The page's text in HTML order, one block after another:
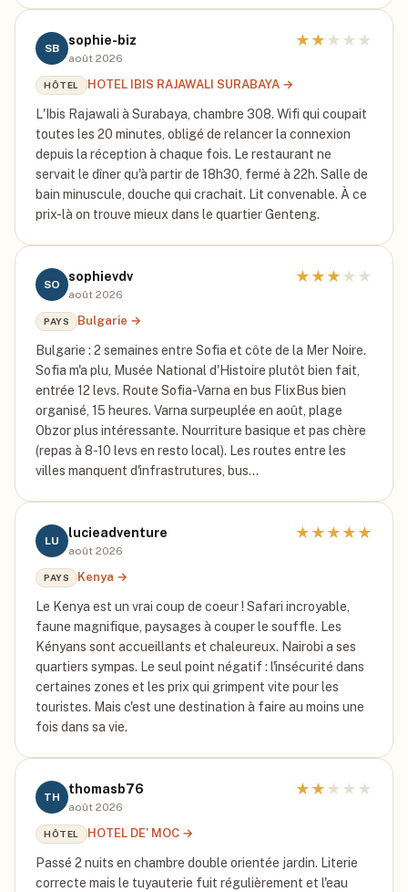
SB
sophie-biz
août 2026
★ ★ ★ ★ ★
HÔTEL HOTEL IBIS RAJAWALI SURABAYA →
L'Ibis Rajawali à Surabaya, chambre 308. Wifi qui coupait
toutes les 20 minutes, obligé de relancer la connexion
depuis la réception à chaque fois. Le restaurant ne
servait le dîner qu'à partir de 18h30, fermé à 22h. Salle de
bain minuscule, douche qui crachait. Lit convenable. À ce
prix-là on trouve mieux dans le quartier Genteng.
SO
sophievdv
août 2026
★ ★ ★ ★ ★
PAYS Bulgarie →
Bulgarie : 2 semaines entre Sofia et côte de la Mer Noire.
Sofia m'a plu, Musée National d'Histoire plutôt bien fait,
entrée 12 levs. Route Sofia-Varna en bus FlixBus bien
organisé, 15 heures. Varna surpeuplée en août, plage
Obzor plus intéressante. Nourriture basique et pas chère
(repas à 8-10 levs en resto local). Les routes entre les
villes manquent d'infrastrutures, bus…
LU
lucieadventure
août 2026
★ ★ ★ ★ ★
PAYS Kenya →
Le Kenya est un vrai coup de coeur ! Safari incroyable,
faune magnifique, paysages à couper le souffle. Les
Kényans sont accueillants et chaleureux. Nairobi a ses
quartiers sympas. Le seul point négatif : l'insécurité dans
certaines zones et les prix qui grimpent vite pour les
touristes. Mais c'est une destination à faire au moins une
fois dans sa vie.
TH
thomasb76
août 2026
★ ★ ★ ★ ★
HÔTEL HOTEL DE' MOC →
Passé 2 nuits en chambre double orientée jardin. Literie
correcte mais le tuyauterie fuit régulièrement et l'eau